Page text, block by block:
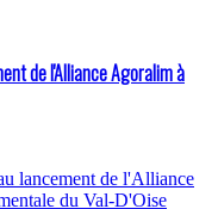
de l'Alliance Agoralim à